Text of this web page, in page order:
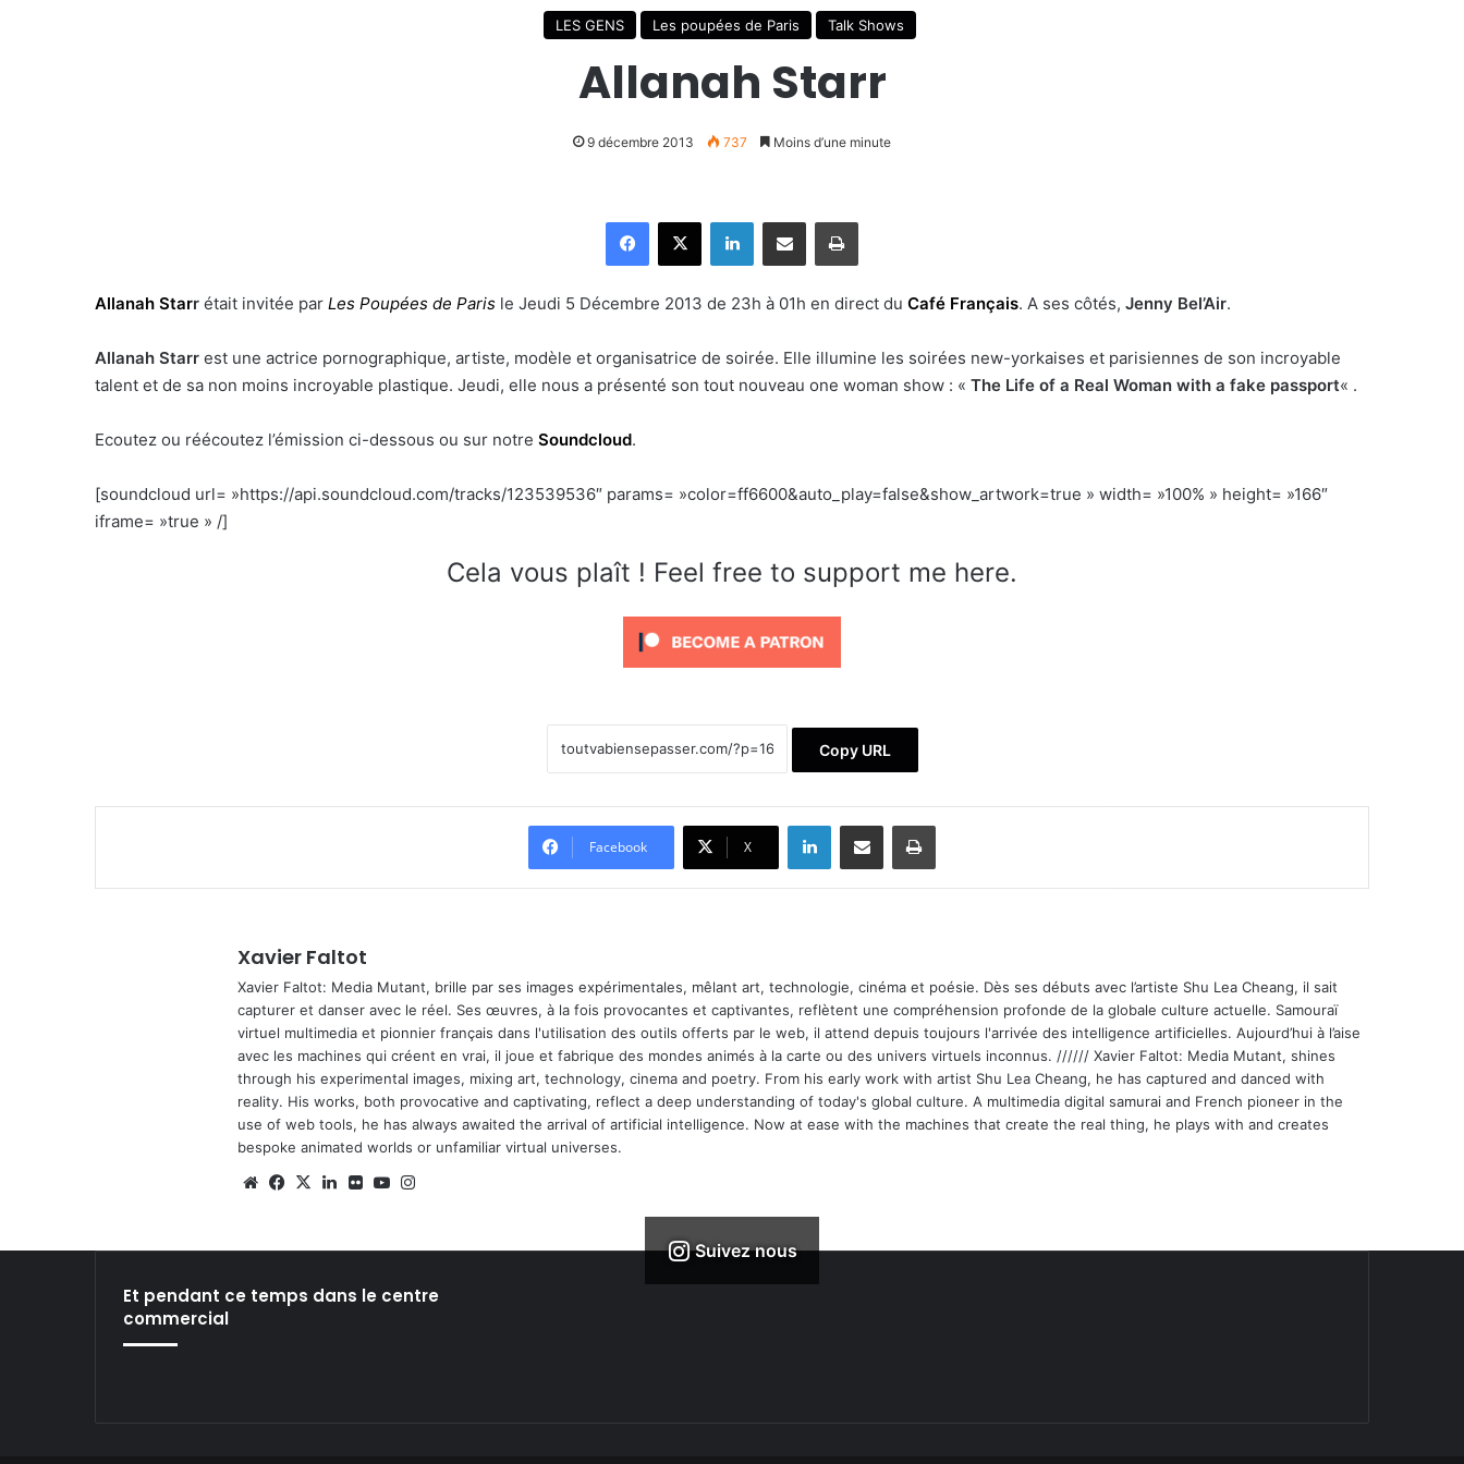
LES GENS Les poupées de Paris Talk Shows
Allanah Starr
9 décembre 2013 737 Moins d’une minute
Allanah Starr était invitée par Les Poupées de Paris le Jeudi 5 Décembre 2013 de 23h à 01h en direct du Café Français. A ses côtés, Jenny Bel’Air.
Allanah Starr est une actrice pornographique, artiste, modèle et organisatrice de soirée. Elle illumine les soirées new-yorkaises et parisiennes de son incroyable
talent et de sa non moins incroyable plastique. Jeudi, elle nous a présenté son tout nouveau one woman show : « The Life of a Real Woman with a fake passport« .
Ecoutez ou réécoutez l’émission ci-dessous ou sur notre Soundcloud.
[soundcloud url= »https://api.soundcloud.com/tracks/123539536″ params= »color=ff6600&auto_play=false&show_artwork=true » width= »100% » height= »166″
iframe= »true » /]
Cela vous plaît ! Feel free to support me here.
Copy URL
Facebook X
Xavier Faltot
Xavier Faltot: Media Mutant, brille par ses images expérimentales, mêlant art, technologie, cinéma et poésie. Dès ses débuts avec l’artiste Shu Lea Cheang, il sait
capturer et danser avec le réel. Ses œuvres, à la fois provocantes et captivantes, reflètent une compréhension profonde de la globale culture actuelle. Samouraï
virtuel multimedia et pionnier français dans l'utilisation des outils offerts par le web, il attend depuis toujours l'arrivée des intelligence artificielles. Aujourd’hui à l’aise
avec les machines qui créent en vrai, il joue et fabrique des mondes animés à la carte ou des univers virtuels inconnus. ////// Xavier Faltot: Media Mutant, shines
through his experimental images, mixing art, technology, cinema and poetry. From his early work with artist Shu Lea Cheang, he has captured and danced with
reality. His works, both provocative and captivating, reflect a deep understanding of today's global culture. A multimedia digital samurai and French pioneer in the
use of web tools, he has always awaited the arrival of artificial intelligence. Now at ease with the machines that create the real thing, he plays with and creates
bespoke animated worlds or unfamiliar virtual universes.
We Fa
X
Lin Fli Yo
Suivez nous
Et pendant ce temps dans le centre
commercial